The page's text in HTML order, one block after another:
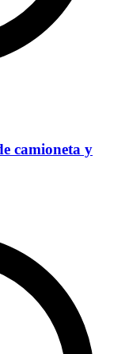
camioneta y